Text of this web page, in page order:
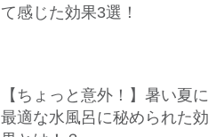
て感じた効果3選！
【ちょっと意外！】暑い夏に
最適な水風呂に秘められた効